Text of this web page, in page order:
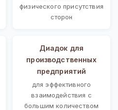
физического присутствия
сторон
Диадок для
производственных
предприятий
для эффективного
взаимодействия с
большим количеством